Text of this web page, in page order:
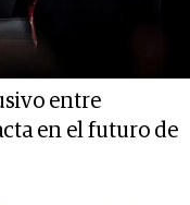
entre
en el futuro de